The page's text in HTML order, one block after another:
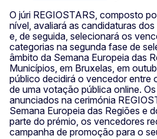
O júri REGIOSTARS, composto
nível, avaliará as candidaturas
e, de seguida, selecionará os
categorias na segunda fase de
âmbito da Semana Europeia das
Municípios, em Bruxelas, em
público decidirá o vencedor entre
de uma votação pública online.
anunciados na cerimónia
Semana Europeia das Regiões e
parte do prémio, os vencedores
campanha de promoção para o